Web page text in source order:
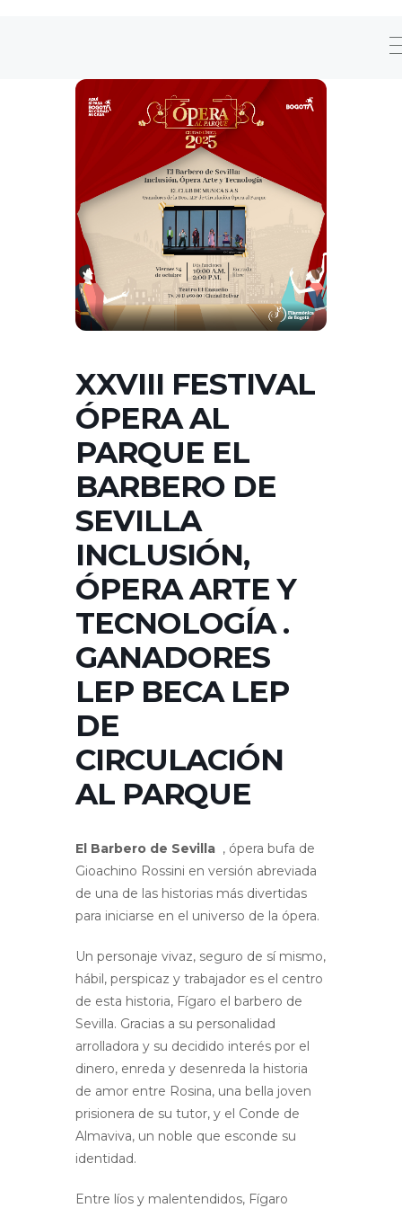
XXVIII FESTIVAL
ÓPERA AL
PARQUE EL
BARBERO DE
SEVILLA
INCLUSIÓN,
ÓPERA ARTE Y
TECNOLOGÍA .
GANADORES
LEP BECA LEP
DE
CIRCULACIÓN
AL PARQUE
El Barbero de Sevilla , ópera bufa de
Gioachino Rossini en versión abreviada
de una de las historias más divertidas
para iniciarse en el universo de la ópera.
Un personaje vivaz, seguro de sí mismo,
hábil, perspicaz y trabajador es el centro
de esta historia, Fígaro el barbero de
Sevilla. Gracias a su personalidad
arrolladora y su decidido interés por el
dinero, enreda y desenreda la historia
de amor entre Rosina, una bella joven
prisionera de su tutor, y el Conde de
Almaviva, un noble que esconde su
identidad.
Entre líos y malentendidos, Fígaro